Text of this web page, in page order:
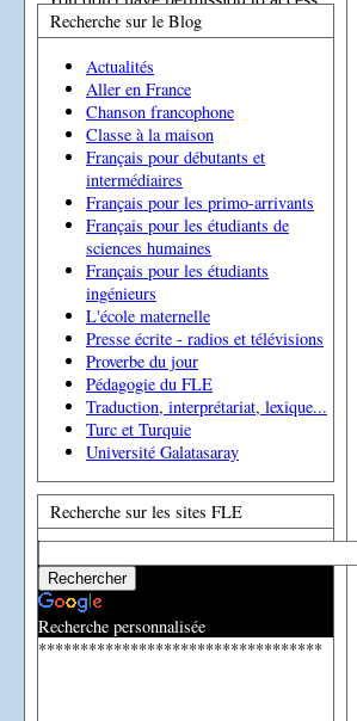
Recherche sur le Blog
Actualités
Aller en France
Chanson francophone
Classe à la maison
Français pour débutants et
intermédiaires
Français pour les primo-arrivants
Français pour les étudiants de
sciences humaines
Français pour les étudiants
ingénieurs
L'école maternelle
Presse écrite - radios et télévisions
Proverbe du jour
Pédagogie du FLE
Traduction, interprétariat, lexique...
Turc et Turquie
Université Galatasaray
Recherche sur les sites FLE
Recherche personnalisée
**********************************